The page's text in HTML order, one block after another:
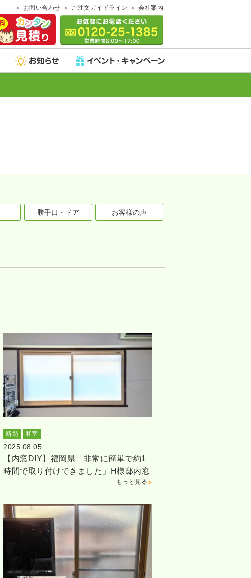
お問い合わせ ご注文ガイドライン 会社案内
勝手口・ドア お客様の声
断熱 和室
2025.08.05
【内窓DIY】福岡県「非常に簡単で約1
時間で取り付けできました」H様邸内窓
もっと見る